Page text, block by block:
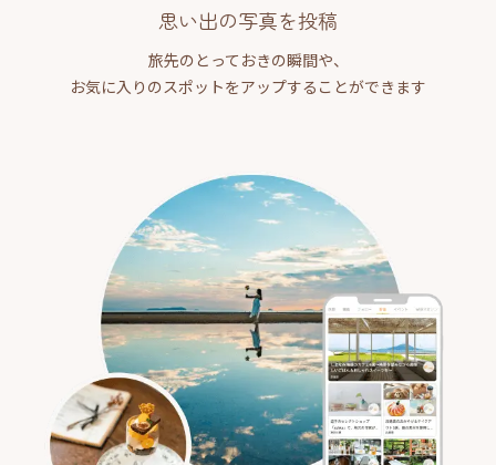
思い出の写真を投稿
旅先のとっておきの瞬間や、
お気に入りのスポットをアップすることができます